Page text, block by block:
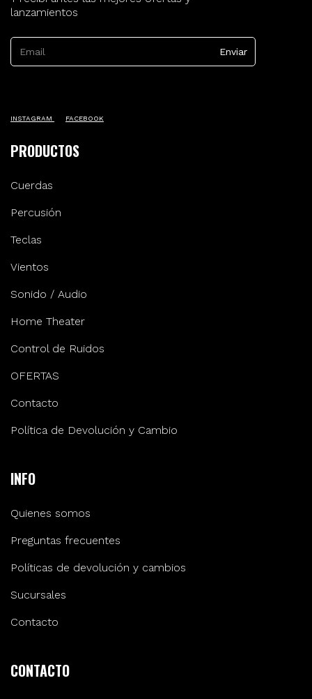
lanzamientos
INSTAGRAM FACEBOOK
PRODUCTOS
Cuerdas
Percusión
Teclas
Vientos
Sonido / Audio
Home Theater
Control de Ruidos
OFERTAS
Contacto
Política de Devolución y Cambio
INFO
Quienes somos
Preguntas frecuentes
Políticas de devolución y cambios
Sucursales
Contacto
CONTACTO